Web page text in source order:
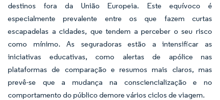
destinos fora da União Europeia. Este equívoco é
especialmente prevalente entre os que fazem curtas
escapadelas a cidades, que tendem a perceber o seu risco
como mínimo. As seguradoras estão a intensificar as
iniciativas educativas, como alertas de apólice nas
plataformas de comparação e resumos mais claros, mas
prevê-se que a mudança na consciencialização e no
comportamento do público demore vários ciclos de viagem.